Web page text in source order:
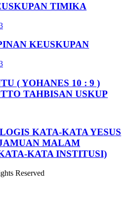
TIMIKA
KEUSKUPAN
( YOHANES 10 : 9 )
TAHBISAN USKUP
KATA-KATA YESUS
MALAM
KATA INSTITUSI)
Reserved